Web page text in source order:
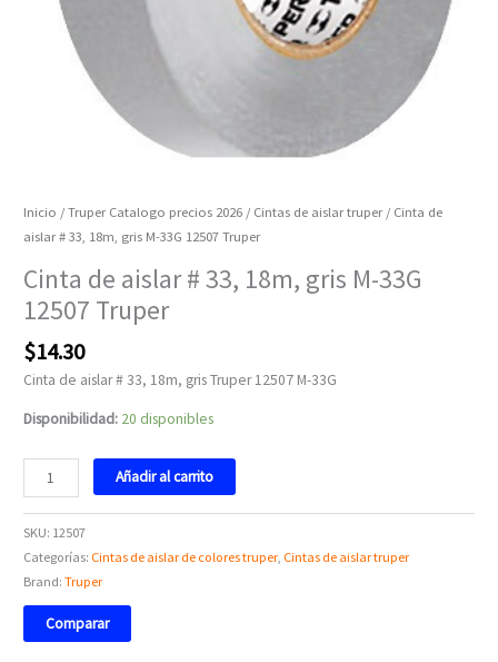
Inicio /Truper Catalogo precios 2026 / Cintas de aislar truper / Cinta de
aislar # 33, 18m, gris M-33G 12507 Truper
Cinta de aislar # 33, 18m, gris M-33G
12507 Truper
$14.30
Cinta de aislar # 33, 18m, gris Truper 12507 M-33G
Disponibilidad: 20 disponibles
Añadir al carrito
SKU: 12507
Categorías: Cintas de aislar de colores truper, Cintas de aislar truper
Brand:Truper
Comparar